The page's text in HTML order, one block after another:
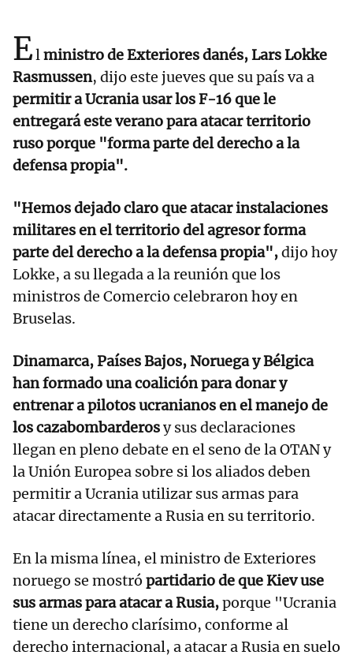
Elministro de Exteriores danés, Lars Lokke
Rasmussen, dijo este jueves que su país va a
permitir a Ucrania usar los F-16 que le
entregará este verano para atacar territorio
ruso porque "forma parte del derecho a la
defensa propia".
"Hemos dejado claro que atacar instalaciones
militares en el territorio del agresor forma
parte del derecho a la defensa propia",dijo hoy
Lokke, a su llegada a la reunión que los
ministros de Comercio celebraron hoy en
Bruselas.
Dinamarca, Países Bajos, Noruega y Bélgica
han formado una coalición para donar y
entrenar a pilotos ucranianos en el manejo de
los cazabombarderosy sus declaraciones
llegan en pleno debate en el seno de la OTAN y
la Unión Europea sobre si los aliados deben
permitir a Ucrania utilizar sus armas para
atacar directamente a Rusia en su territorio.
En la misma línea, el ministro de Exteriores
noruego se mostró partidario de que Kiev use
sus armas para atacar a Rusia,porque "Ucrania
tiene un derecho clarísimo, conforme al
derecho internacional, a atacar a Rusia en suelo